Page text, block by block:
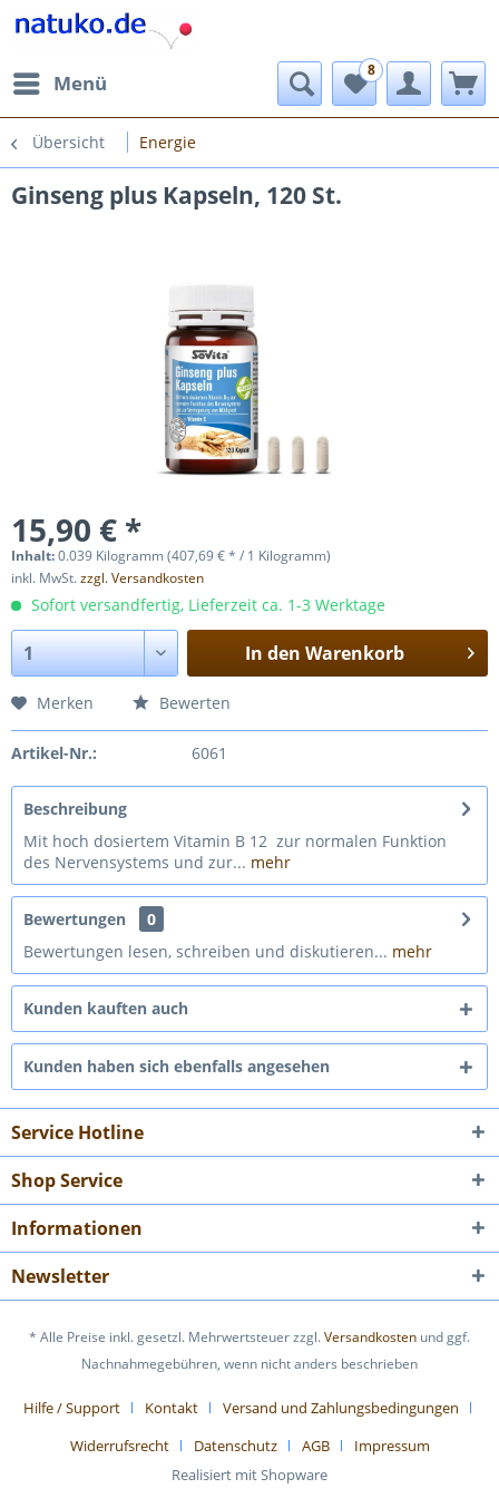
Menü
8
Übersicht Energie
Ginseng plus Kapseln, 120 St.
15,90 € *
Inhalt:0.039 Kilogramm (407,69 € * / 1 Kilogramm)
inkl. MwSt.zzgl. Versandkosten
Sofort versandfertig, Lieferzeit ca. 1-3 Werktage
In den Warenkorb
Merken Bewerten
Artikel-Nr.: 6061
Beschreibung
Mit hoch dosiertem Vitamin B 12 zur normalen Funktion
des Nervensystems und zur... mehr
Bewertungen
0
Bewertungen lesen, schreiben und diskutieren... mehr
Kunden kauften auch
Kunden haben sich ebenfalls angesehen
Service Hotline
Shop Service
Informationen
Newsletter
* Alle Preise inkl. gesetzl. Mehrwertsteuer zzgl.Versandkosten und ggf.
Nachnahmegebühren, wenn nicht anders beschrieben
Hilfe / Support Kontakt
Versand und Zahlungsbedingungen
Widerrufsrecht
Datenschutz AGB
Impressum
Realisiert mit Shopware